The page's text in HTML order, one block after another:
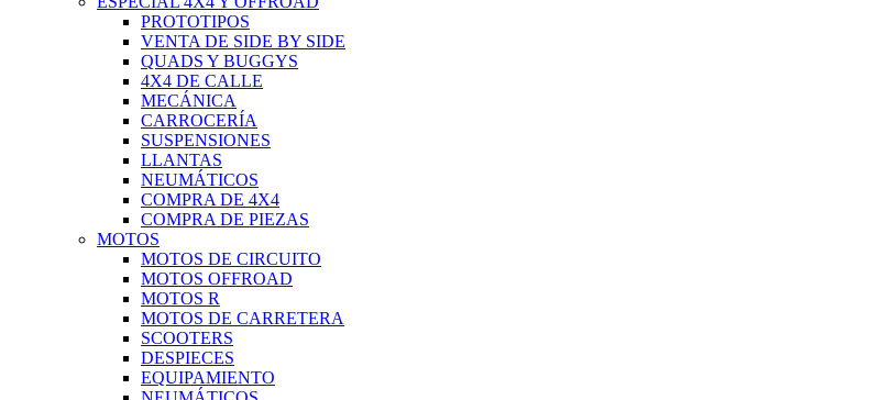
PROTOTIPOS
VENTA DE SIDE BY SIDE
QUADS Y BUGGYS
4X4 DE CALLE
MECÁNICA
CARROCERÍA
SUSPENSIONES
LLANTAS
NEUMÁTICOS
COMPRA DE 4X4
COMPRA DE PIEZAS
MOTOS
MOTOS DE CIRCUITO
MOTOS OFFROAD
MOTOS R
MOTOS DE CARRETERA
SCOOTERS
DESPIECES
EQUIPAMIENTO